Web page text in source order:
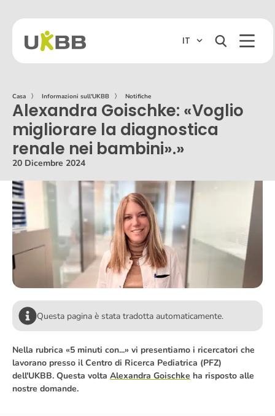
IT
Casa 〉 Informazioni sull'UKBB 〉 Notifiche
Alexandra Goischke: «Voglio
migliorare la diagnostica
renale nei bambini».»
20 Dicembre 2024
Questa pagina è stata tradotta automaticamente.
Nella rubrica «5 minuti con...» vi presentiamo i ricercatori che
lavorano presso il Centro di Ricerca Pediatrica (PFZ)
dell'UKBB. Questa volta Alexandra Goischke ha risposto alle
nostre domande.